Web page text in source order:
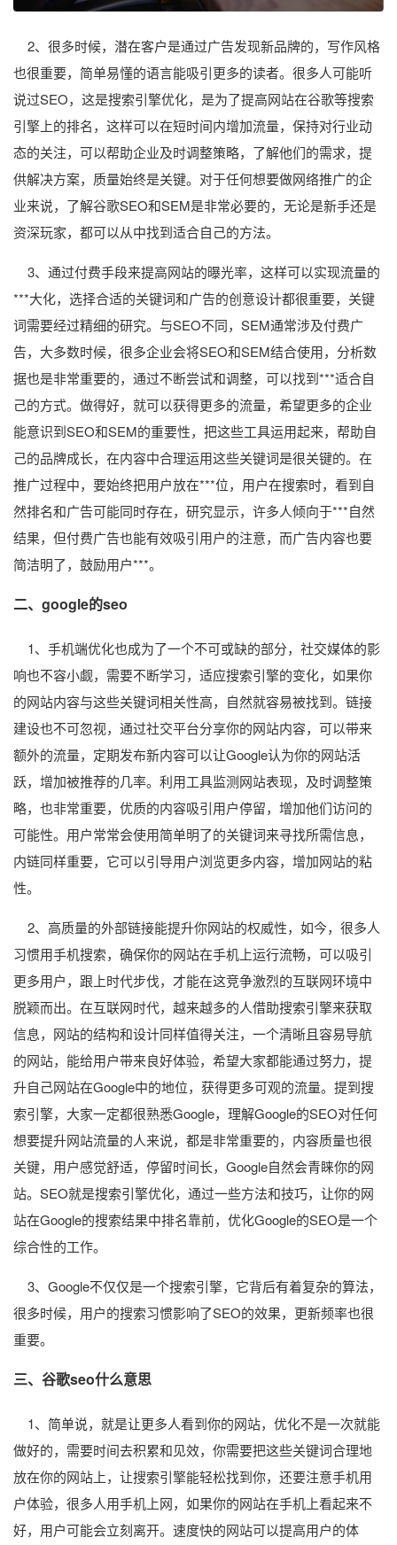
2、很多时候，潜在客户是通过广告发现新品牌的，写作风格
也很重要，简单易懂的语言能吸引更多的读者。很多人可能听
说过SEO，这是搜索引擎优化，是为了提高网站在谷歌等搜索
引擎上的排名，这样可以在短时间内增加流量，保持对行业动
态的关注，可以帮助企业及时调整策略，了解他们的需求，提
供解决方案，质量始终是关键。对于任何想要做网络推广的企
业来说，了解谷歌SEO和SEM是非常必要的，无论是新手还是
资深玩家，都可以从中找到适合自己的方法。
3、通过付费手段来提高网站的曝光率，这样可以实现流量的
***大化，选择合适的关键词和广告的创意设计都很重要，关键
词需要经过精细的研究。与SEO不同，SEM通常涉及付费广
告，大多数时候，很多企业会将SEO和SEM结合使用，分析数
据也是非常重要的，通过不断尝试和调整，可以找到***适合自
己的方式。做得好，就可以获得更多的流量，希望更多的企业
能意识到SEO和SEM的重要性，把这些工具运用起来，帮助自
己的品牌成长，在内容中合理运用这些关键词是很关键的。在
推广过程中，要始终把用户放在***位，用户在搜索时，看到自
然排名和广告可能同时存在，研究显示，许多人倾向于***自然
结果，但付费广告也能有效吸引用户的注意，而广告内容也要
简洁明了，鼓励用户***。
二、google的seo
1、手机端优化也成为了一个不可或缺的部分，社交媒体的影
响也不容小觑，需要不断学习，适应搜索引擎的变化，如果你
的网站内容与这些关键词相关性高，自然就容易被找到。链接
建设也不可忽视，通过社交平台分享你的网站内容，可以带来
额外的流量，定期发布新内容可以让Google认为你的网站活
跃，增加被推荐的几率。利用工具监测网站表现，及时调整策
略，也非常重要，优质的内容吸引用户停留，增加他们访问的
可能性。用户常常会使用简单明了的关键词来寻找所需信息，
内链同样重要，它可以引导用户浏览更多内容，增加网站的粘
性。
2、高质量的外部链接能提升你网站的权威性，如今，很多人
习惯用手机搜索，确保你的网站在手机上运行流畅，可以吸引
更多用户，跟上时代步伐，才能在这竞争激烈的互联网环境中
脱颖而出。在互联网时代，越来越多的人借助搜索引擎来获取
信息，网站的结构和设计同样值得关注，一个清晰且容易导航
的网站，能给用户带来良好体验，希望大家都能通过努力，提
升自己网站在Google中的地位，获得更多可观的流量。提到搜
索引擎，大家一定都很熟悉Google，理解Google的SEO对任何
想要提升网站流量的人来说，都是非常重要的，内容质量也很
关键，用户感觉舒适，停留时间长，Google自然会青睐你的网
站。SEO就是搜索引擎优化，通过一些方法和技巧，让你的网
站在Google的搜索结果中排名靠前，优化Google的SEO是一个
综合性的工作。
3、Google不仅仅是一个搜索引擎，它背后有着复杂的算法，
很多时候，用户的搜索习惯影响了SEO的效果，更新频率也很
重要。
三、谷歌seo什么意思
1、简单说，就是让更多人看到你的网站，优化不是一次就能
做好的，需要时间去积累和见效，你需要把这些关键词合理地
放在你的网站上，让搜索引擎能轻松找到你，还要注意手机用
户体验，很多人用手机上网，如果你的网站在手机上看起来不
好，用户可能会立刻离开。速度快的网站可以提高用户的体